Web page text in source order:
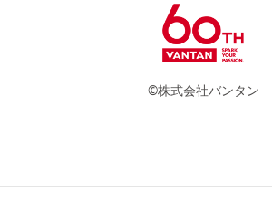
©株式会社バンタン